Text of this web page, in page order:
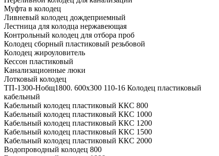
Муфта в колодец
Ливневый колодец дождеприемный
Лестница для колодца нержавеющая
Контрольный колодец для отбора проб
Колодец сборный пластиковый резьбовой
Колодец жироуловитель
Кессон пластиковый
Канализационные люки
Лотковый колодец
ТП-1300-Hобщ1800. 600х300 110-16 Колодец пластиковый
кабельный
Кабельный колодец пластиковый ККС 800
Кабельный колодец пластиковый ККС 1000
Кабельный колодец пластиковый ККС 1200
Кабельный колодец пластиковый ККС 1500
Кабельный колодец пластиковый ККС 2000
Водопроводный колодец 800